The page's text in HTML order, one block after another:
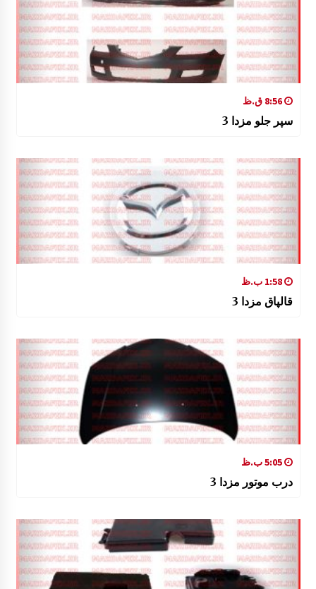
8:56 ق.ظ
سپر جلو مزدا 3
1:58 ب.ظ
قالپاق مزدا 3
5:05 ب.ظ
درب موتور مزدا 3